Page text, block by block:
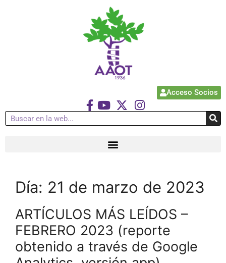
Acceso Socios
Día: 21 de marzo de 2023
ARTÍCULOS MÁS LEÍDOS –
FEBRERO 2023 (reporte
obtenido a través de Google